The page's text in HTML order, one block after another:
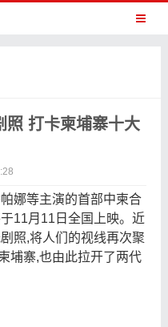
照 打卡柬埔寨十大
等主演的首部中柬合
11月11日全国上映。近
照,将人们的视线再次聚
埔寨,也由此拉开了两代